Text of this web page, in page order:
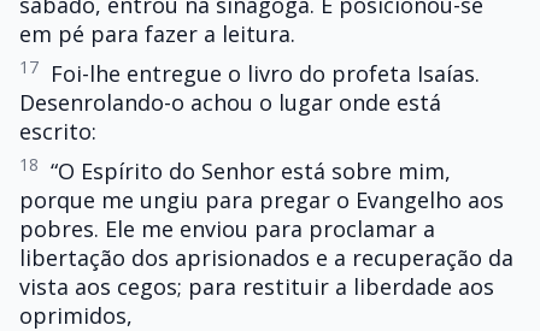
em pé para fazer a leitura.
17
Foi-lhe entregue o livro do profeta Isaías.
Desenrolando-o achou o lugar onde está
escrito:
18 “O Espírito do Senhor está sobre mim,
porque me ungiu para pregar o Evangelho aos
pobres. Ele me enviou para proclamar a
libertação dos aprisionados e a recuperação da
vista aos cegos; para restituir a liberdade aos
oprimidos,